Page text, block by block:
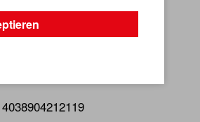
4038904212119